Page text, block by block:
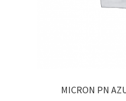
MICRON PN